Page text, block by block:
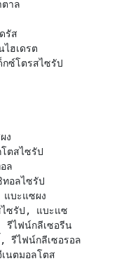
าล
รัส
ฮเดรต
ซ์โตรสไซรัป
ง
ตสไซรัป
ล
อลไซรัป
บะแซผง
ซรัป, แบะแซ
ไฟน์กลีเซอรีน
รีไฟน์กลีเซอรอล
นตมอลโตส